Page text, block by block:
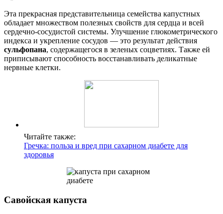
Эта прекрасная представительница семейства капустных
обладает множеством полезных свойств для сердца и всей
сердечно-сосудистой системы. Улучшение глюкометрического
индекса и укрепление сосудов — это результат действия
сульфопана, содержащегося в зеленых соцветиях. Также ей
приписывают способность восстанавливать деликатные
нервные клетки.
Читайте также:
Гречка: польза и вред при сахарном диабете для
здоровья
Савойская капуста